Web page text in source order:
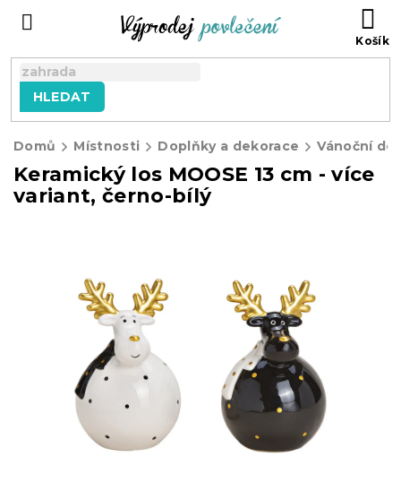
HLEDAT
Domů Místnosti Doplňky a dekorace Vánoční
Keramický los MOOSE 13 cm - více
variant, černo-bílý